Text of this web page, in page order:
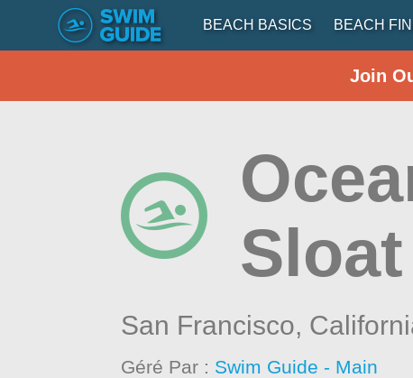
BEACH BASICS BEACH
Join
San Francisco,
Géré Par : Swim Guide - Main